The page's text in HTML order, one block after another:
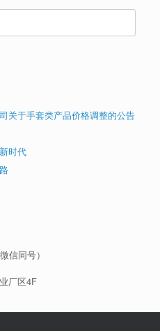
关于手套类产品价格调整的公告
时代
微信同号）
厂区4F